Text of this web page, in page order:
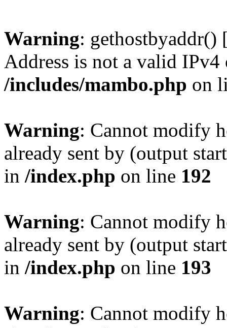
Warning: gethostbyaddr()
Address is not a valid IPv4
/includes/mambo.php on
Warning: Cannot modify
already sent by (output
in /index.php on line 192
Warning: Cannot modify
already sent by (output
in /index.php on line 193
Warning: Cannot modify